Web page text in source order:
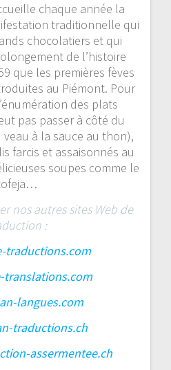
chaque année la
traditionnelle qui
chocolatiers et qui
de l’histoire
que les premières fèves
au Piémont. Pour
des plats
pas passer à côté du
à la sauce au thon),
farcis et assaisonnés au
soupes comme le
nos autres sites Web de
:
traductions.com
translations.com
langues.com
traductions.ch
assermentee.ch